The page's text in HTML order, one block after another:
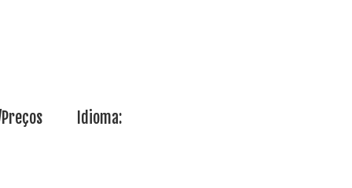
Idioma: